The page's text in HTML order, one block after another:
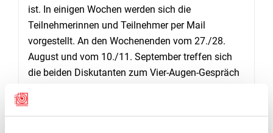
ist. In einigen Wochen werden sich die
Teilnehmerinnen und Teilnehmer per Mail
vorgestellt. An den Wochenenden vom 27./28.
August und vom 10./11. September treffen sich
die beiden Diskutanten zum Vier-Augen-Gespräch
Gesprächspartner:in vermitteln können: